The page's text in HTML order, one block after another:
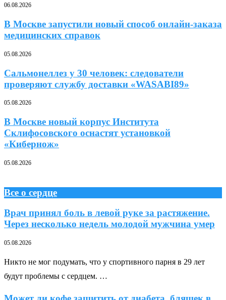
06.08.2026
В Москве запустили новый способ онлайн-заказа
медицинских справок
05.08.2026
Сальмонеллез у 30 человек: следователи
проверяют службу доставки «WASABI89»
05.08.2026
В Москве новый корпус Института
Склифосовского оснастят установкой
«Кибернож»
05.08.2026
Все о сердце
Врач принял боль в левой руке за растяжение.
Через несколько недель молодой мужчина умер
05.08.2026
Никто не мог подумать, что у спортивного парня в 29 лет
будут проблемы с сердцем. …